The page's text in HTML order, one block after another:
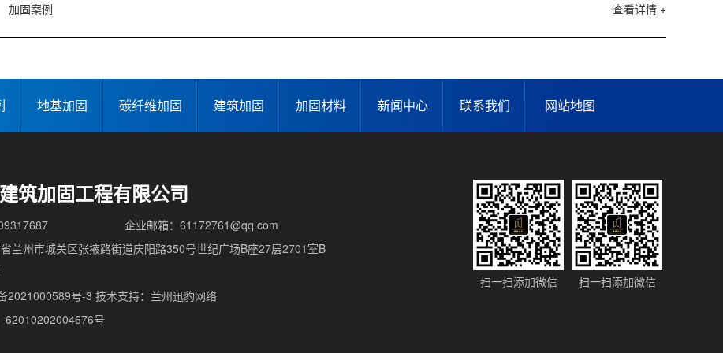
查看详情 +
加固案例
地基加固 碳纤维加固 建筑加固 加固材料 新闻中心 联系我们 网站地图
筑加固工程有限公司
企业邮箱：61172761@qq.com
兰州市城关区张掖路街道庆阳路350号世纪广场B座27层2701室B
2021000589号-3 技术支持： 兰州迅豹网络
62010202004676号
扫一扫添加微信 扫一扫添加微信